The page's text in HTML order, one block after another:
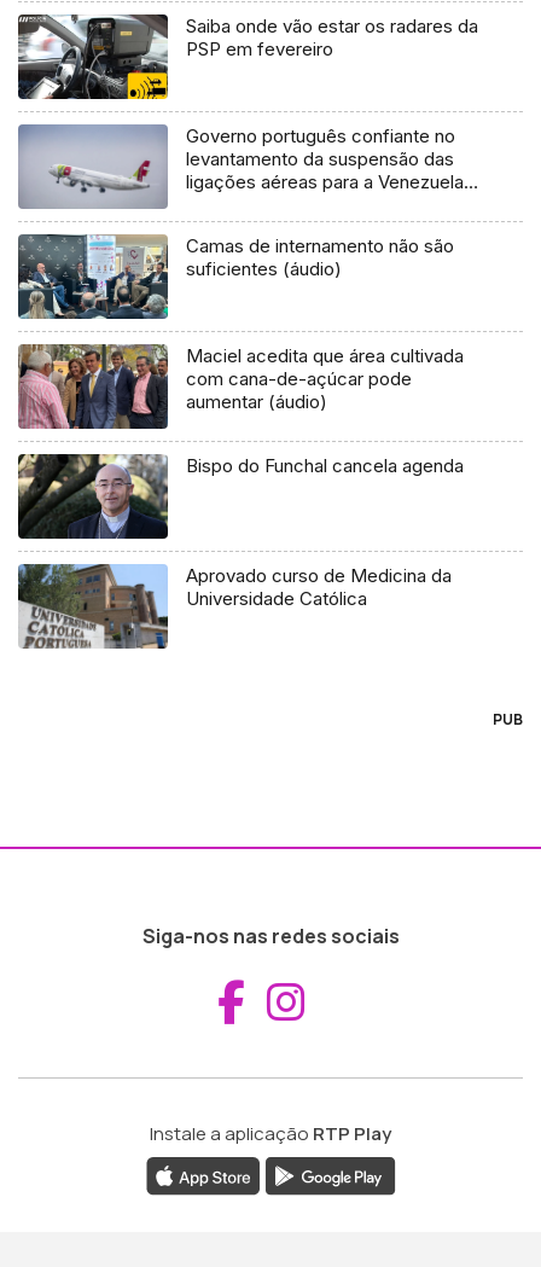
Saiba onde vão estar os radares da
PSP em fevereiro
Governo português confiante no
levantamento da suspensão das
ligações aéreas para a Venezuela
Camas de internamento não são
suficientes (áudio)
Maciel acedita que área cultivada
com cana-de-açúcar pode
aumentar (áudio)
Bispo do Funchal cancela agenda
Aprovado curso de Medicina da
Universidade Católica
PUB
Siga-nos nas redes sociais
Aceder ao
Instale a aplicação RTP Play